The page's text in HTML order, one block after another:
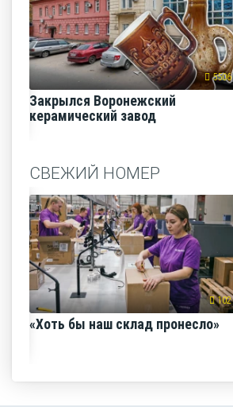
5506
Закрылся Воронежский
керамический завод
СВЕЖИЙ НОМЕР
102
«Хоть бы наш склад пронесло»